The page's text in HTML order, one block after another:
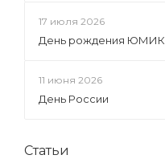
17 июля 2026
День рождения ЮМИК
11 июня 2026
День России
Статьи